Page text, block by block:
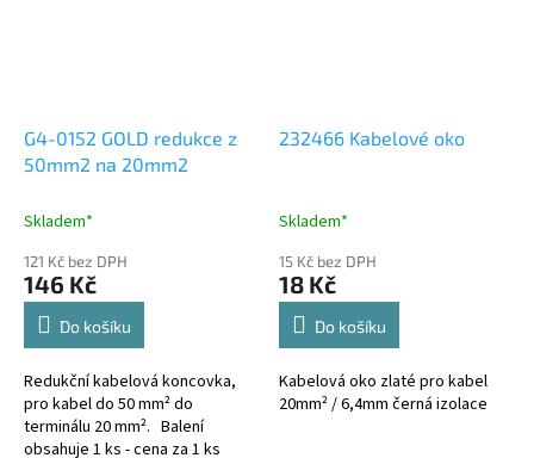
G4-0152 GOLD redukce z
50mm2 na 20mm2
Skladem*
121 Kč bez DPH
146 Kč
Do košíku
Redukční kabelová koncovka,
pro kabel do 50 mm² do
terminálu 20 mm². Balení
obsahuje 1 ks - cena za 1 ks
232466 Kabelové oko
Skladem*
15 Kč bez DPH
18 Kč
Do košíku
Kabelová oko zlaté pro kabel
20mm² / 6,4mm černá izolace